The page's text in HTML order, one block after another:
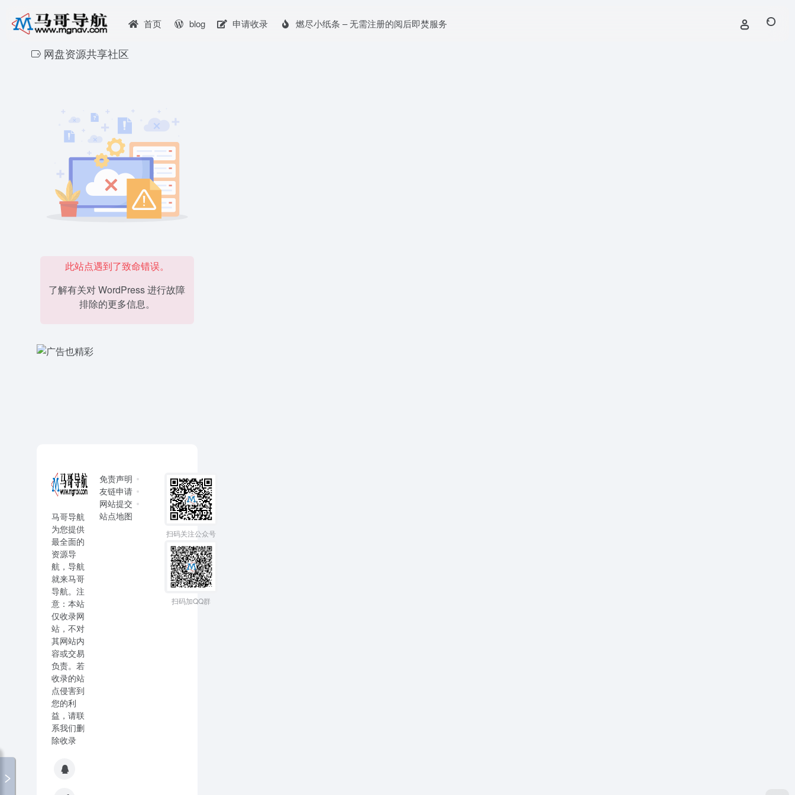
首页 blog 申请收录 燃尽小纸条 – 无需注册的阅后即焚服务
网盘资源共享社区
此站点遇到了致命错误。
了解有关对 WordPress 进行故障
排除的更多信息。
马哥导航
为您提供
最全面的
资源导
航，导航
就来马哥
导航。注
意：本站
仅收录网
站，不对
其网站内
容或交易
负责。若
收录的站
点侵害到
您的利
益，请联
系我们删
除收录
免责声明
友链申请
网站提交
站点地图
扫码关注公众号
扫码加QQ群